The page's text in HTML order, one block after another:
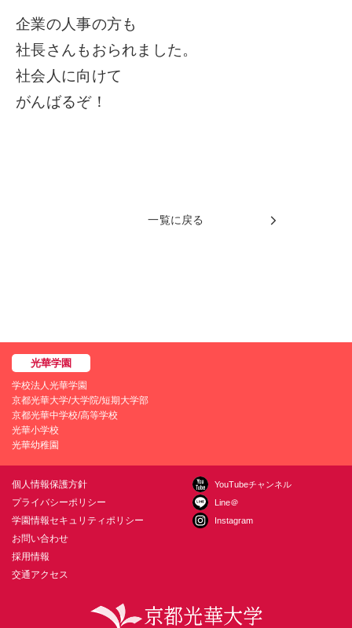
企業の人事の方も
社長さんもおられました。
社会人に向けて
がんばるぞ！
一覧に戻る
学校法人光華学園
京都光華大学/大学院/短期大学部
京都光華中学校/高等学校
光華小学校
光華幼稚園
個人情報保護方針
プライバシーポリシー
学園情報セキュリティポリシー
お問い合わせ
採用情報
交通アクセス
YouTubeチャンネル
Line＠
Instagram